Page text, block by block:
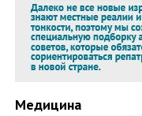
Медицина